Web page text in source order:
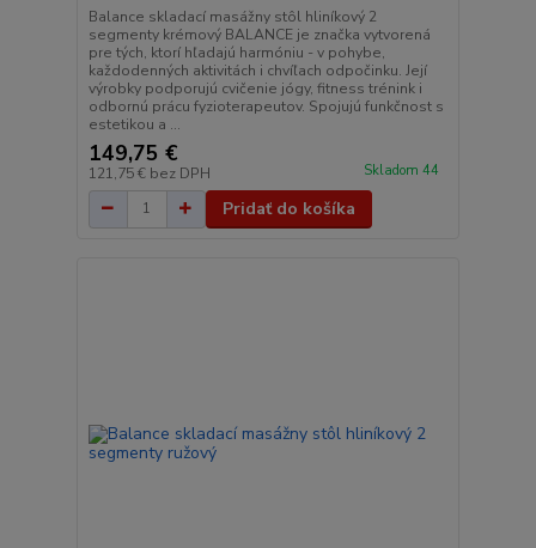
Balance skladací masážny stôl hliníkový 2
segmenty krémový BALANCE je značka vytvorená
pre tých, ktorí hľadajú harmóniu - v pohybe,
každodenných aktivitách i chvíľach odpočinku. Její
výrobky podporujú cvičenie jógy, fitness trénink i
odbornú prácu fyzioterapeutov. Spojujú funkčnost s
estetikou a ...
149,75 €
121,75 € bez DPH Skladom 44
Pridať do košíka